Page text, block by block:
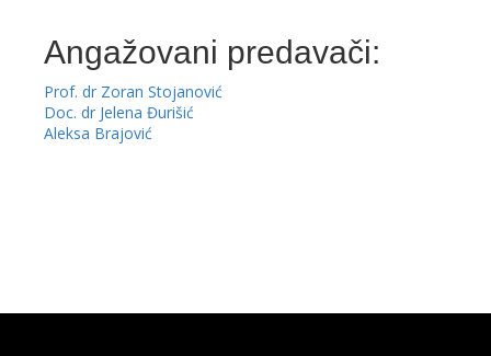
Angažovani predavači:
Prof. dr Zoran Stojanović
Doc. dr Jelena Đurišić
Aleksa Brajović